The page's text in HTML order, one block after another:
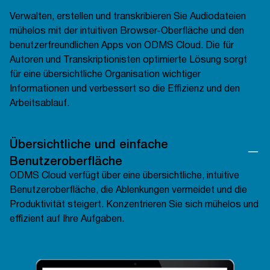
Verwalten, erstellen und transkribieren Sie Audiodateien
mühelos mit der intuitiven Browser-Oberfläche und den
benutzerfreundlichen Apps von ODMS Cloud. Die für
Autoren und Transkriptionisten optimierte Lösung sorgt
für eine übersichtliche Organisation wichtiger
Informationen und verbessert so die Effizienz und den
Arbeitsablauf.
Übersichtliche und einfache
Benutzeroberfläche
ODMS Cloud verfügt über eine übersichtliche, intuitive
Benutzeroberfläche, die Ablenkungen vermeidet und die
Produktivität steigert. Konzentrieren Sie sich mühelos und
effizient auf Ihre Aufgaben.